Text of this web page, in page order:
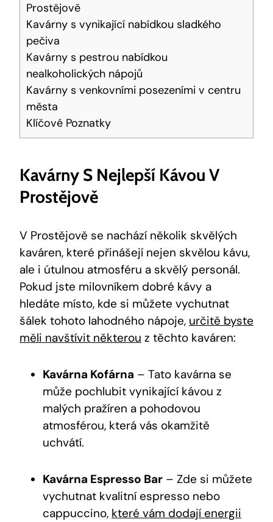
Prostějově
Kavárny s vynikající nabídkou sladkého
pečiva
Kavárny s pestrou nabídkou
nealkoholických nápojů
Kavárny s venkovními posezeními v centru
města
Klíčové Poznatky
Kavárny S Nejlepší Kávou V
Prostějově
V Prostějově se nachází několik skvělých
kaváren, které přinášejí nejen skvělou kávu,
ale i útulnou atmosféru a skvělý personál.
Pokud jste milovníkem dobré kávy a
hledáte místo, kde si můžete vychutnat
šálek tohoto lahodného nápoje, určitě byste
měli navštívit některou z těchto kaváren:
Kavárna Kofárna – Tato kavárna se
může pochlubit vynikající kávou z
malých pražíren a pohodovou
atmosférou, která vás okamžitě
uchvátí.
Kavárna Espresso Bar – Zde si můžete
vychutnat kvalitní espresso nebo
cappuccino, které vám dodají energii